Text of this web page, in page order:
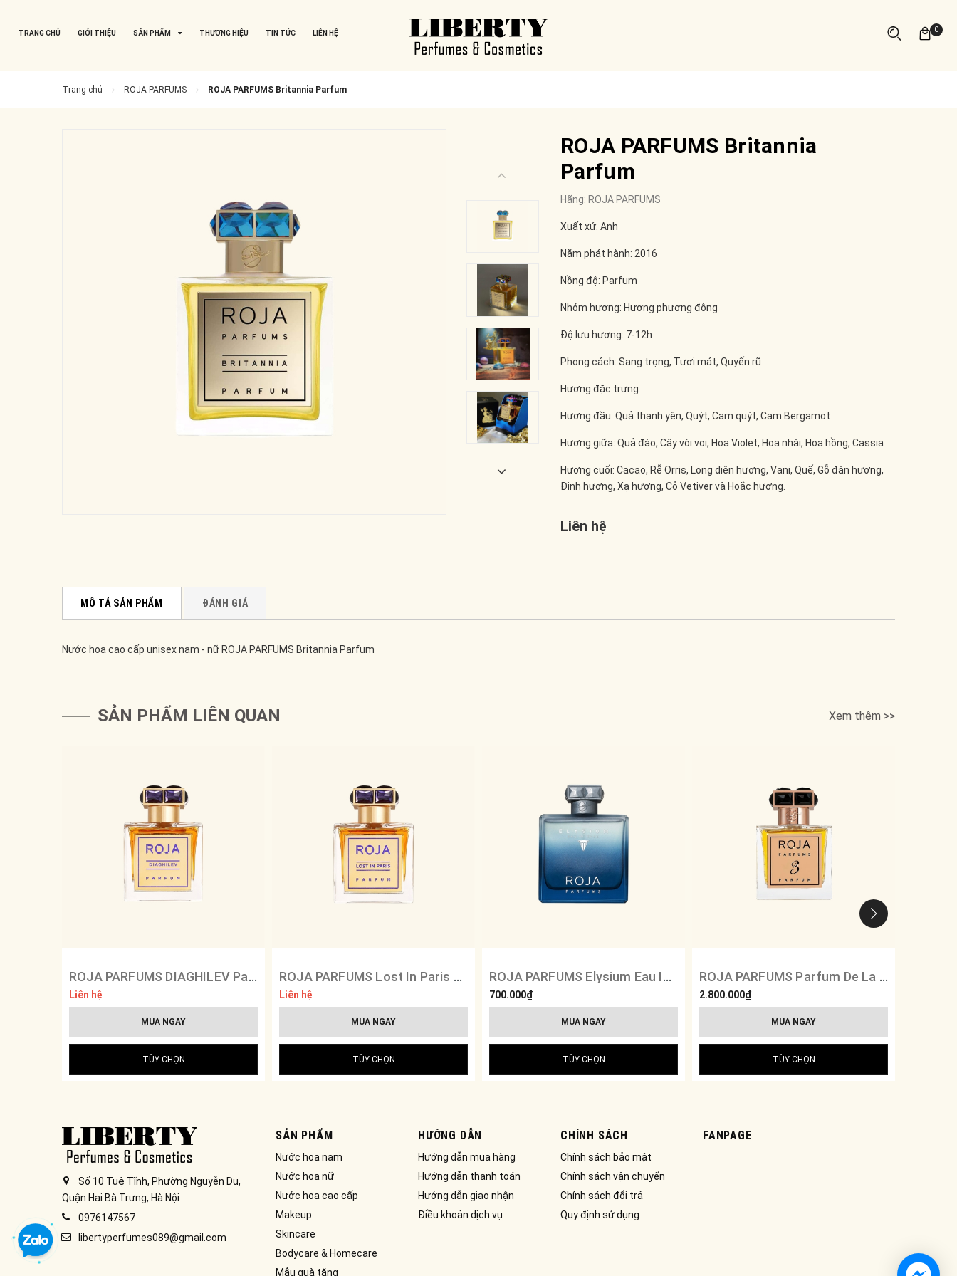
TRANG CHỦ GIỚI THIỆU SẢN PHẨM THƯƠNG HIỆU TIN TỨC LIÊN HỆ 0
Trang chủ ROJA PARFUMS ROJA PARFUMS Britannia Parfum
ROJA PARFUMS Britannia
Parfum
Hãng: ROJA PARFUMS
Xuất xứ: Anh
Năm phát hành: 2016
Nồng độ: Parfum
Nhóm hương: Hương phương đông
Độ lưu hương: 7-12h
Phong cách: Sang trọng, Tươi mát, Quyến rũ
Hương đặc trưng
Hương đầu: Quả thanh yên, Quýt, Cam quýt, Cam Bergamot
Hương giữa: Quả đào, Cây vòi voi, Hoa Violet, Hoa nhài, Hoa hồng, Cassia
Hương cuối: Cacao, Rễ Orris, Long diên hương, Vani, Quế, Gỗ đàn hương,
Đinh hương, Xạ hương, Cỏ Vetiver và Hoắc hương.
Liên hệ
MÔ TẢ SẢN PHẨM ĐÁNH GIÁ
Nước hoa cao cấp unisex nam - nữ ROJA PARFUMS Britannia Parfum
SẢN PHẨM LIÊN QUAN Xem thêm >>
ROJA PARFUMS DIAGHILEV Parfum
Liên hệ
MUA NGAY
TÙY CHỌN
ROJA PARFUMS Lost In Paris Parfum
Liên hệ
MUA NGAY
TÙY CHỌN
ROJA PARFUMS Elysium Eau Intense
700.000₫
MUA NGAY
TÙY CHỌN
ROJA PARFUMS Parfum De La Nuit 3
2.800.000₫
MUA NGAY
TÙY CHỌN
Số 10 Tuệ Tĩnh, Phường Nguyễn Du,
Quận Hai Bà Trưng, Hà Nội
0976147567
libertyperfumes089@gmail.com
SẢN PHẨM
Nước hoa nam
Nước hoa nữ
Nước hoa cao cấp
Makeup
Skincare
Bodycare & Homecare
Mẫu quà tặng
HƯỚNG DẪN
Hướng dẫn mua hàng
Hướng dẫn thanh toán
Hướng dẫn giao nhận
Điều khoản dịch vụ
CHÍNH SÁCH
Chính sách bảo mật
Chính sách vận chuyển
Chính sách đổi trả
Quy định sử dụng
FANPAGE